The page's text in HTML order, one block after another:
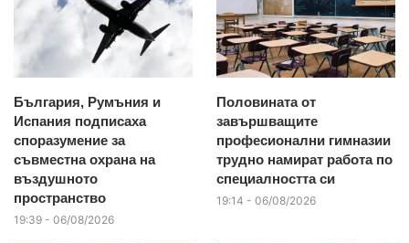
България, Румъния и
Испания подписаха
споразумение за
съвместна охрана на
въздушното
пространство
19:39 - 06/08/2026
Половината от
завършващите
професионални гимназии
трудно намират работа по
специалността си
19:14 - 06/08/2026